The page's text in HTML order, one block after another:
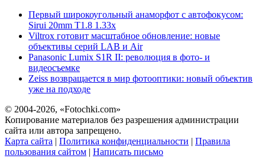
Первый широкоугольный анаморфот с автофокусом:
Sirui 20mm T1.8 1.33x
Viltrox готовит масштабное обновление: новые
объективы серий LAB и Air
Panasonic Lumix S1R II: революция в фото- и
видеосъемке
Zeiss возвращается в мир фотооптики: новый объектив
уже на подходе
© 2004-2026, «Fotochki.com»
Копирование материалов без разрешения администрации
сайта или автора запрещено.
Карта сайта | Политика конфиденциальности | Правила
пользования сайтом | Написать письмо